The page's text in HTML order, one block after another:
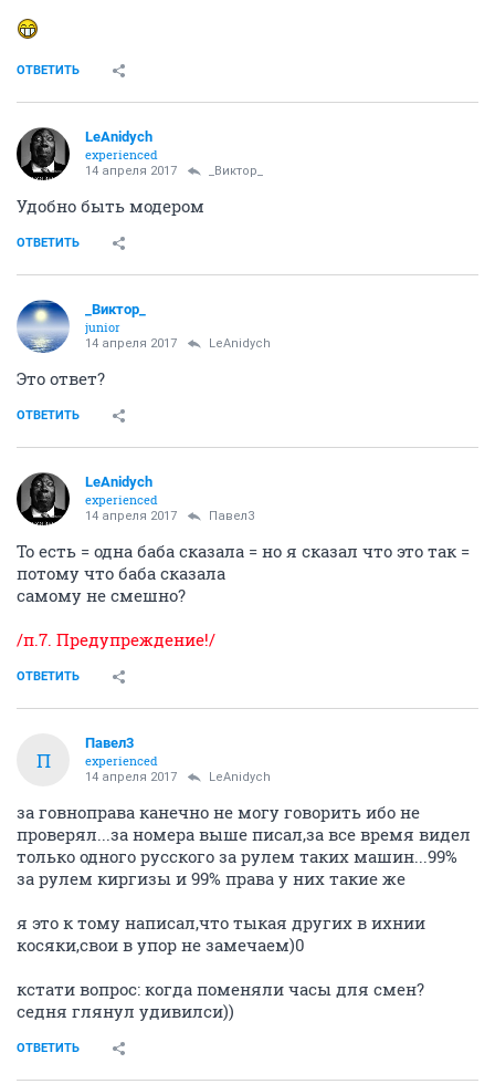
ОТВЕТИТЬ
LeAnidych
experienced
14 апреля 2017 _Виктор_
Удобно быть модером
ОТВЕТИТЬ
_Виктор_
juniоr
14 апреля 2017 LeAnidych
Это ответ?
ОТВЕТИТЬ
LeAnidych
experienced
14 апреля 2017 Павел3
То есть = одна баба сказала = но я сказал что это так =
потому что баба сказала
самому не смешно?
/п.7. Предупреждение!/
ОТВЕТИТЬ
П
Павел3
experienced
14 апреля 2017 LeAnidych
за говноправа канечно не могу говорить ибо не
проверял...за номера выше писал,за все время видел
только одного русского за рулем таких машин...99%
за рулем киргизы и 99% права у них такие же
я это к тому написал,что тыкая других в ихнии
косяки,свои в упор не замечаем)0
кстати вопрос: когда поменяли часы для смен?
седня глянул удивилси))
ОТВЕТИТЬ